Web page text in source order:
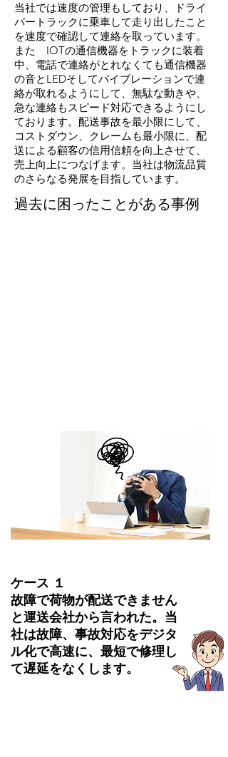
​当社では速度の管理もしており、ドライ
バートラックに乗車して走り出したこと
を速度で確認して連絡を取っています。
また IOTの通信機器をトラックに装着
中、電話で連絡がとれなくても通信機器
の音とLEDそしてバイブレーションで連
絡が取れるようにして、無駄な動きや、
急な連絡もスピード対応できるようにし
ております。配送事故を最小限にして、
コストダウン、クレームも最小限に、配
送による顧客の信用信頼を向上させて、
売上向上につなげます。当社は物流品質
のさらなる発展を目指しています。
​過去に困ったことがある事例
ケース １
故障で荷物が配送できません
と運送会社から言われた。当
社は故障、事故対応をデジタ
ル化で高速に、最短で修理し
て遅延をなくします。